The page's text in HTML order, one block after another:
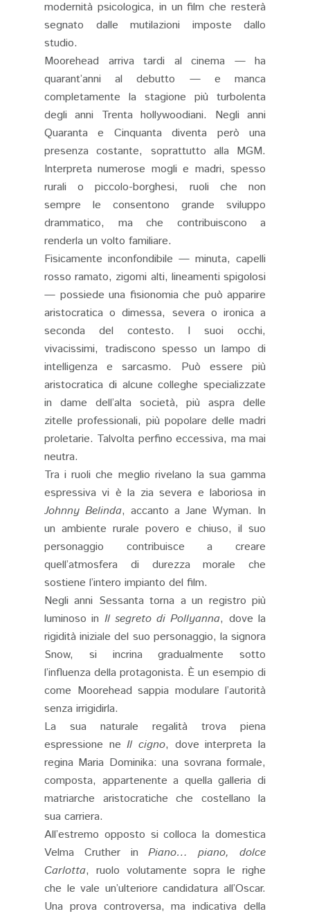
modernità psicologica, in un film che resterà
segnato dalle mutilazioni imposte dallo
studio.
Moorehead arriva tardi al cinema — ha
quarant’anni al debutto — e manca
completamente la stagione più turbolenta
degli anni Trenta hollywoodiani. Negli anni
Quaranta e Cinquanta diventa però una
presenza costante, soprattutto alla MGM.
Interpreta numerose mogli e madri, spesso
rurali o piccolo-borghesi, ruoli che non
sempre le consentono grande sviluppo
drammatico, ma che contribuiscono a
renderla un volto familiare.
Fisicamente inconfondibile — minuta, capelli
rosso ramato, zigomi alti, lineamenti spigolosi
— possiede una fisionomia che può apparire
aristocratica o dimessa, severa o ironica a
seconda del contesto. I suoi occhi,
vivacissimi, tradiscono spesso un lampo di
intelligenza e sarcasmo. Può essere più
aristocratica di alcune colleghe specializzate
in dame dell’alta società, più aspra delle
zitelle professionali, più popolare delle madri
proletarie. Talvolta perfino eccessiva, ma mai
neutra.
Tra i ruoli che meglio rivelano la sua gamma
espressiva vi è la zia severa e laboriosa in
Johnny Belinda, accanto a Jane Wyman. In
un ambiente rurale povero e chiuso, il suo
personaggio contribuisce a creare
quell’atmosfera di durezza morale che
sostiene l’intero impianto del film.
Negli anni Sessanta torna a un registro più
luminoso in Il segreto di Pollyanna, dove la
rigidità iniziale del suo personaggio, la signora
Snow, si incrina gradualmente sotto
l’influenza della protagonista. È un esempio di
come Moorehead sappia modulare l’autorità
senza irrigidirla.
La sua naturale regalità trova piena
espressione neIl cigno, dove interpreta la
regina Maria Dominika: una sovrana formale,
composta, appartenente a quella galleria di
matriarche aristocratiche che costellano la
sua carriera.
All’estremo opposto si colloca la domestica
Velma Cruther inPiano… piano, dolce
Carlotta, ruolo volutamente sopra le righe
che le vale un’ulteriore candidatura all’Oscar.
Una prova controversa, ma indicativa della